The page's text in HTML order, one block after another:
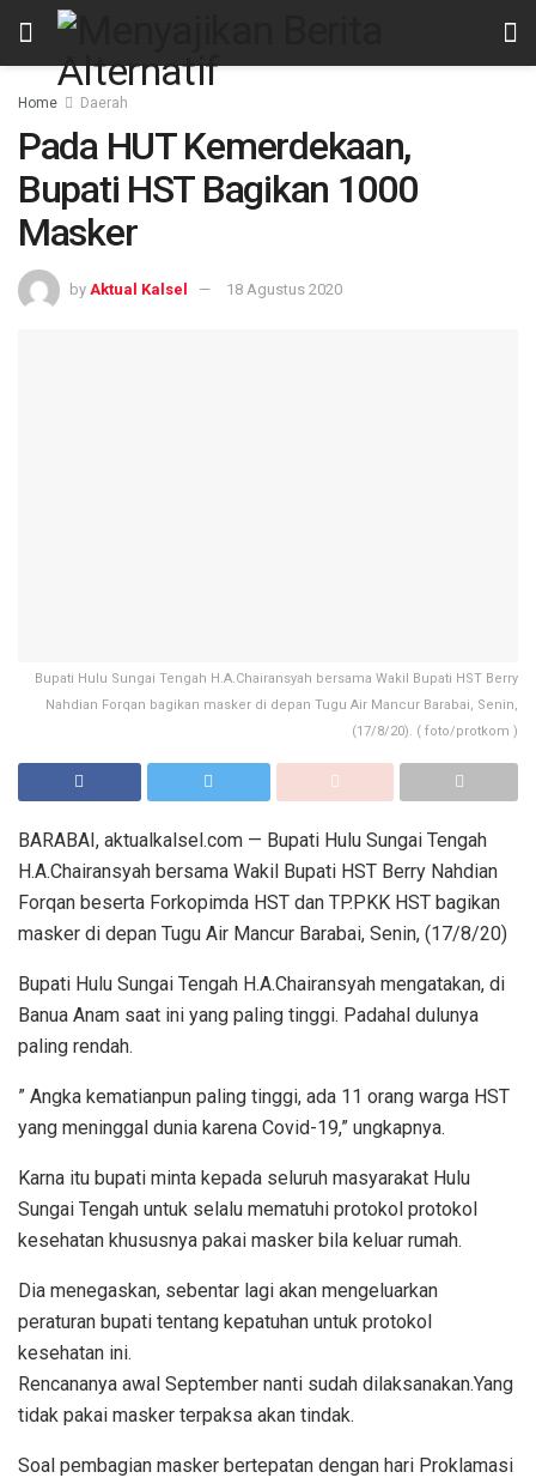
Home Daerah
Pada HUT Kemerdekaan,
Bupati HST Bagikan 1000
Masker
by Aktual Kalsel 18 Agustus 2020
Bupati Hulu Sungai Tengah H.A.Chairansyah bersama Wakil Bupati HST Berry
Nahdian Forqan bagikan masker di depan Tugu Air Mancur Barabai, Senin,
(17/8/20). ( foto/protkom )
BARABAI, aktualkalsel.com — Bupati Hulu Sungai Tengah
H.A.Chairansyah bersama Wakil Bupati HST Berry Nahdian
Forqan beserta Forkopimda HST dan TP.PKK HST bagikan
masker di depan Tugu Air Mancur Barabai, Senin, (17/8/20)
Bupati Hulu Sungai Tengah H.A.Chairansyah mengatakan, di
Banua Anam saat ini yang paling tinggi. Padahal dulunya
paling rendah.
” Angka kematianpun paling tinggi, ada 11 orang warga HST
yang meninggal dunia karena Covid-19,” ungkapnya.
Karna itu bupati minta kepada seluruh masyarakat Hulu
Sungai Tengah untuk selalu mematuhi protokol protokol
kesehatan khususnya pakai masker bila keluar rumah.
Dia menegaskan, sebentar lagi akan mengeluarkan
peraturan bupati tentang kepatuhan untuk protokol
kesehatan ini.
Rencananya awal September nanti sudah dilaksanakan.Yang
tidak pakai masker terpaksa akan tindak.
Soal pembagian masker bertepatan dengan hari Proklamasi